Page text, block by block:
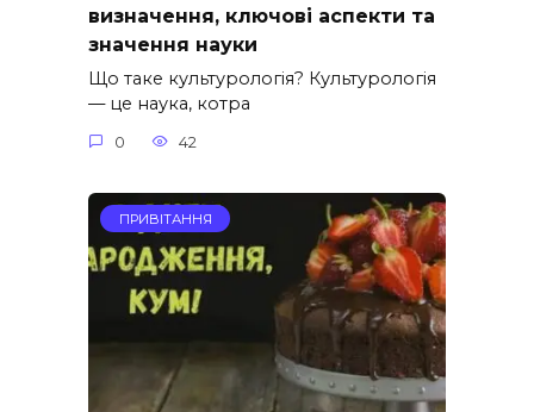
визначення, ключові аспекти та
значення науки
Що таке культурологія? Культурологія
— це наука, котра
0 42
ПРИВІТАННЯ